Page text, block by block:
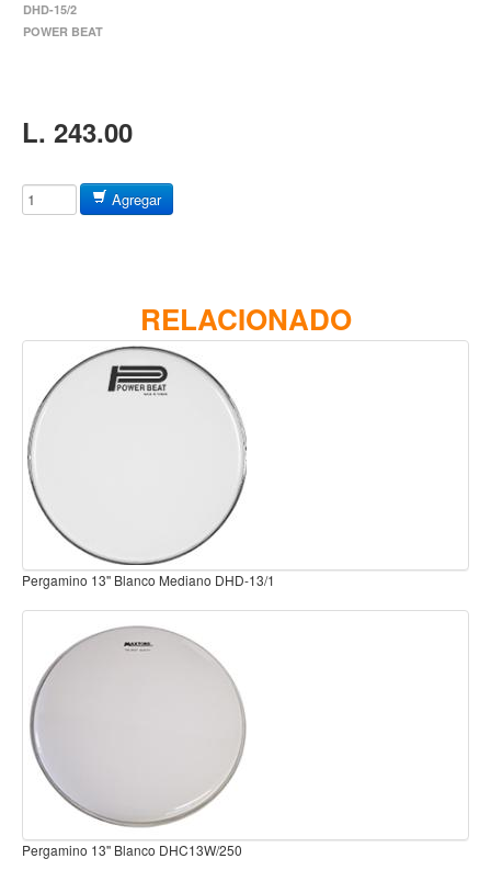
Estuches y fundas
Acustica
Platillos
Redoblantes
Pedestal para platillo
Herrajes
Pedal
Trono
Accesorios
Teclado
Sintetizadores
Controladores
Fundas
DHD-15/2
POWER BEAT
L. 243.00
Agregar
RELACIONADO
Pergamino 14'' Inferior DHD-14/S
Pergamino 14'' Blanco DHD-14B/1